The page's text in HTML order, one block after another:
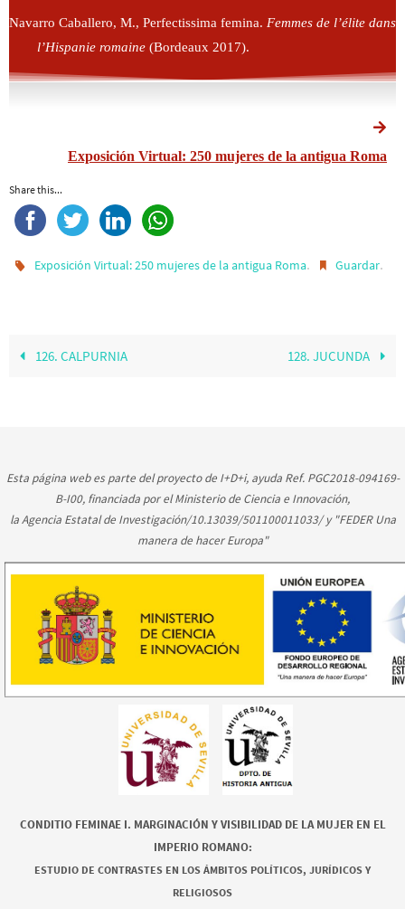
Navarro Caballero, M., Perfectissima femina. Femmes de l’élite dans
l’Hispanie romaine (Bordeaux 2017).
Exposición Virtual: 250 mujeres de la antigua Roma
Share this...
Exposición Virtual: 250 mujeres de la antigua Roma. Guardar.
126. CALPURNIA 128. JUCUNDA
Esta página web es parte del proyecto de I+D+i, ayuda Ref. PGC2018-094169-
B-I00, financiada por el Ministerio de Ciencia e Innovación,
la Agencia Estatal de Investigación/10.13039/501100011033/ y "FEDER Una
manera de hacer Europa"
CONDITIO FEMINAE I. MARGINACIÓN Y VISIBILIDAD DE LA MUJER EN EL
IMPERIO ROMANO:
ESTUDIO DE CONTRASTES EN LOS ÁMBITOS POLÍTICOS, JURÍDICOS Y
RELIGIOSOS